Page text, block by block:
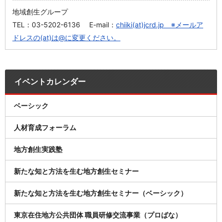
地域創生グループ
TEL：03-5202-6136 E-mail： chiiki(at)jcrd.jp ※メールア
ドレスの(at)は@に変更ください。
イベントカレンダー
ベーシック
人材育成フォーラム
地方創生実践塾
新たな知と方法を生む地方創生セミナー
新たな知と方法を生む地方創生セミナー（ベーシック）
東京在住地方公共団体 職員研修交流事業（プロばな）